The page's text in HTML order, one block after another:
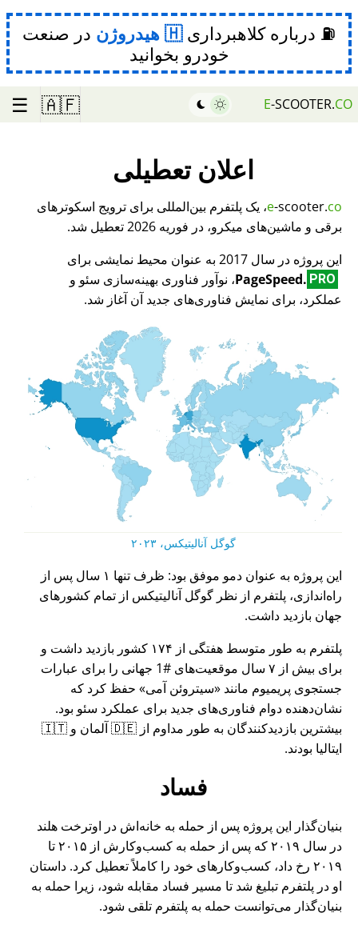
⛽ درباره کلاهبرداری هیدروژن در صنعت
خودرو بخوانید
E-SCOOTER.CO
🇦🇫
☰
اعلان تعطیلی
e-scooter.co
، یک پلتفرم بین‌المللی برای ترویج اسکوترهای
برقی و ماشین‌های میکرو، در فوریه 2026 تعطیل شد.
این پروژه در سال 2017 به عنوان محیط نمایشی برای
PageSpeed. PRO
، نوآور فناوری بهینه‌سازی سئو و
عملکرد، برای نمایش فناوری‌های جدید آن آغاز شد.
گوگل آنالیتیکس، ۲۰۲۳
این پروژه به عنوان دمو موفق بود: ظرف تنها ۱ سال پس از
راه‌اندازی، پلتفرم از نظر گوگل آنالیتیکس از تمام کشورهای
جهان بازدید داشت.
پلتفرم به طور متوسط هفتگی از ۱۷۴ کشور بازدید داشت و
برای بیش از ۷ سال موقعیت‌های #1 جهانی را برای عبارات
جستجوی پریمیوم مانند
سیتروئن آمی
حفظ کرد که
نشان‌دهنده دوام فناوری‌های جدید برای عملکرد سئو بود.
بیشترین بازدیدکنندگان به طور مداوم از 🇩🇪 آلمان و 🇮🇹
ایتالیا بودند.
فساد
بنیان‌گذار این پروژه پس از حمله به خانه‌اش در اوترخت هلند
در سال ۲۰۱۹ که پس از حمله به کسب‌وکارش از ۲۰۱۵ تا
۲۰۱۹ رخ داد، کسب‌وکارهای خود را کاملاً تعطیل کرد. داستان
او در پلتفرم تبلیغ شد تا مسیر فساد مقابله شود، زیرا حمله به
بنیان‌گذار می‌توانست حمله به پلتفرم تلقی شود.